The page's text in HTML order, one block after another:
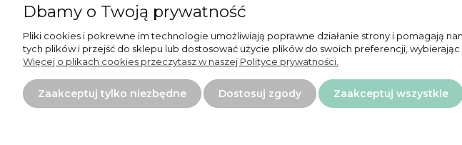
Twoje zamówienia
Ustawienia konta
Przechowalnia
Czas i koszty dostawy
Dbamy o Twoją prywatność
Pliki cookies i pokrewne im technologie umożliwiają poprawne działanie strony i pomagają
tych plików i przejść do sklepu lub dostosować użycie plików do swoich preferencji, wybierając
Więcej o plikach cookies przeczytasz w naszej Polityce prywatności.
Zaakceptuj tylko niezbędne Dostosuj zgody Zaakceptuj wszystkie